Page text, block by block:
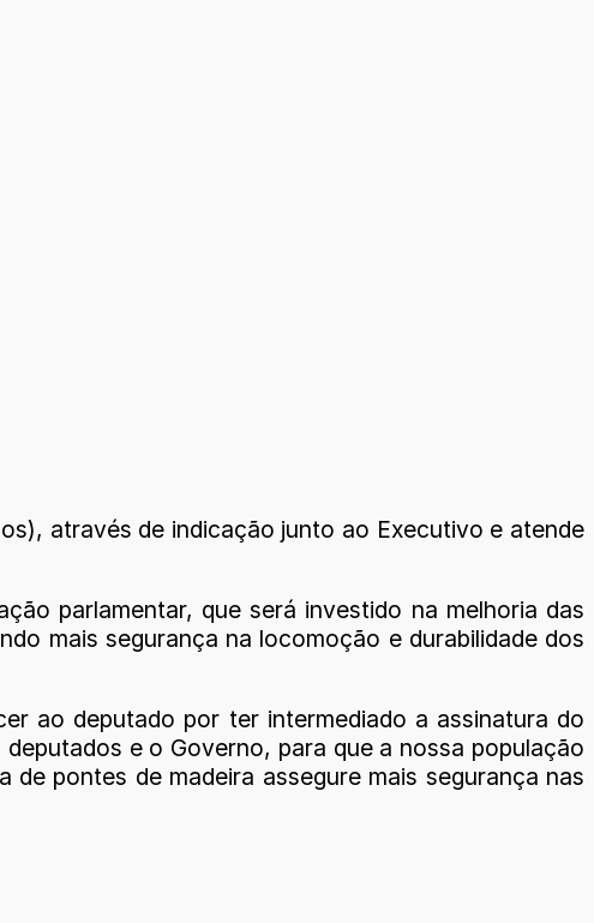
através de indicação junto ao Executivo e atende
parlamentar, que será investido na melhoria das
mais segurança na locomoção e durabilidade dos
ao deputado por ter intermediado a assinatura do
e o Governo, para que a nossa população
pontes de madeira assegure mais segurança nas